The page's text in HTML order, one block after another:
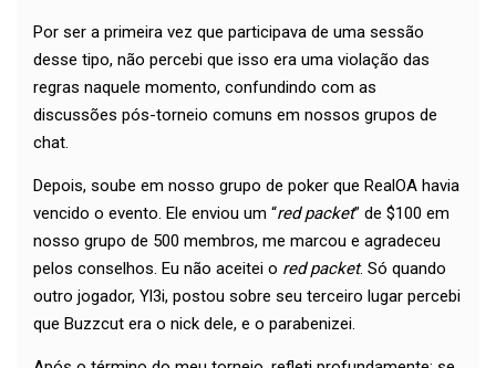
Por ser a primeira vez que participava de uma sessão
desse tipo, não percebi que isso era uma violação das
regras naquele momento, confundindo com as
discussões pós-torneio comuns em nossos grupos de
chat.
Depois, soube em nosso grupo de poker que RealOA havia
vencido o evento. Ele enviou um “red packet” de $100 em
nosso grupo de 500 membros, me marcou e agradeceu
pelos conselhos. Eu não aceitei o red packet. Só quando
outro jogador, Yl3i, postou sobre seu terceiro lugar percebi
que Buzzcut era o nick dele, e o parabenizei.